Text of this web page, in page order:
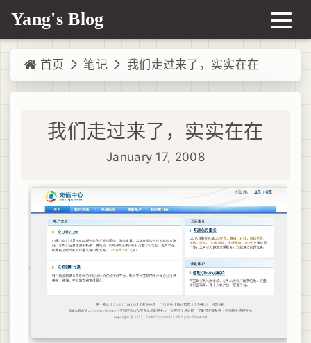
Yang's Blog
首页 笔记 我们走过来了，实实在在
我们走过来了，实实在在
January 17, 2008